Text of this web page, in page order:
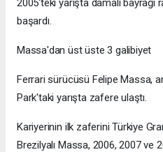
başardı.
Massa'dan üst üste 3 galibiyet
Ferrari sürücüsü Felipe Massa,
Park'taki yarışta zafere ulaştı.
Kariyerinin ilk zaferini Türkiye
Brezilyalı Massa, 2006, 2007 ve